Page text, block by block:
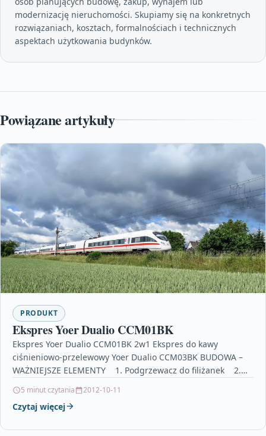
modernizację nieruchomości. Skupiamy się na konkretnych
rozwiązaniach, kosztach, formalnościach i technicznych
aspektach użytkowania budynków.
Powiązane artykuły
PRODUKT
Ekspres Yoer Dualio CCM01BK
Ekspres Yoer Dualio CCM01BK 2w1 Ekspres do kawy
ciśnieniowo-przelewowy Yoer Dualio CCM03BK BUDOWA –
WAŻNIEJSZE ELEMENTY 1. Podgrzewacz do filiżanek 2.
5 minut czytania 2012-10-11
Czytaj więcej